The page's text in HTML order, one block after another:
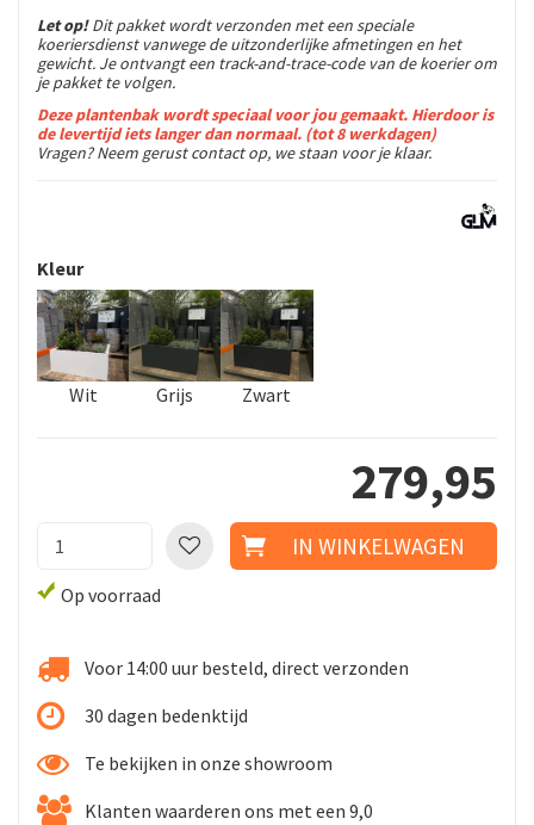
Let op!Dit pakket wordt verzonden met een speciale
koeriersdienst vanwege de uitzonderlijke afmetingen en het
gewicht. Je ontvangt een track-and-trace-code van de koerier om
je pakket te volgen.
Deze plantenbak wordt speciaal voor jou gemaakt. Hierdoor is
de levertijd iets langer dan normaal. (tot 8 werkdagen)
Vragen? Neem gerust contact op, we staan voor je klaar.
Kleur
Wit Grijs Zwart
279,95
Op voorraad
Voor 14:00 uur besteld, direct verzonden
30 dagen bedenktijd
Te bekijken in onze showroom
Klanten waarderen ons met een 9,0